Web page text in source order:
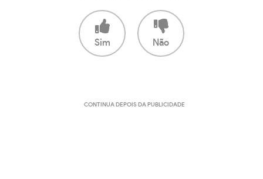
Sim Não
CONTINUA DEPOIS DA PUBLICIDADE